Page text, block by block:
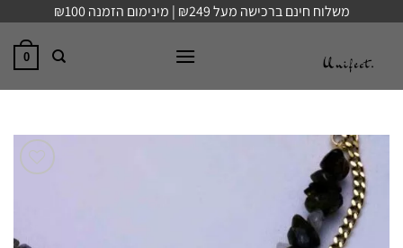
content
משלוח חינם ברכישה מעל ₪249 | מינימום הזמנה ₪100
0